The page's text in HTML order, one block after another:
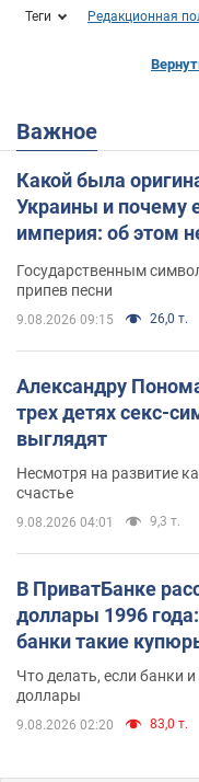
Теги Редакционная
Важное
Какой была
Украины и почему
империя: об этом
Государственным
припев песни
9.08.2026 09:15 26,0 т.
Александру
трех детях секс-
выглядят
Несмотря на развитие
счастье
9.08.2026 04:01 9,3 т.
В ПриватБанке
доллары 1996
банки такие
Что делать, если банки
доллары
9.08.2026 02:20 83,0 т.